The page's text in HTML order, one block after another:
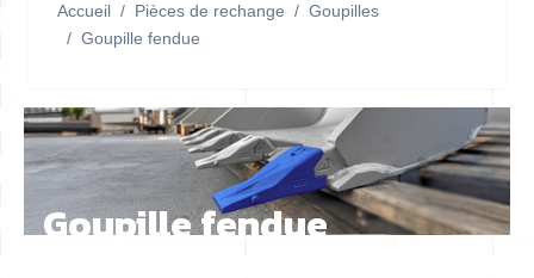
Accueil / Pièces de rechange / Goupilles
/ Goupille fendue
Goupille fendue